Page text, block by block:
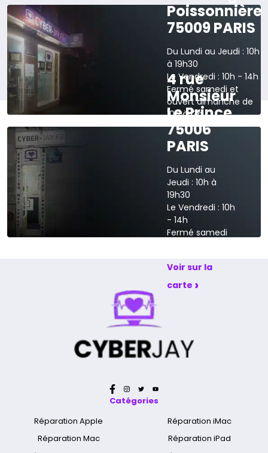
Poissonnière
75009 PARIS
Du Lundi au Jeudi : 10h
à 19h30
Le Vendredi : 10h - 14h
Fermé samedi et
ouvert dimanche de
10h à 13h
Voir sur la carte
4 rue
Monsieur
Le Prince
75006
PARIS
Du Lundi au
Jeudi : 10h à
19h30
Le Vendredi : 10h
- 14h
Fermé samedi
Voir sur la
carte ›
Catégories
Réparation Apple
Réparation Mac
Réparation iMac
Réparation iPad